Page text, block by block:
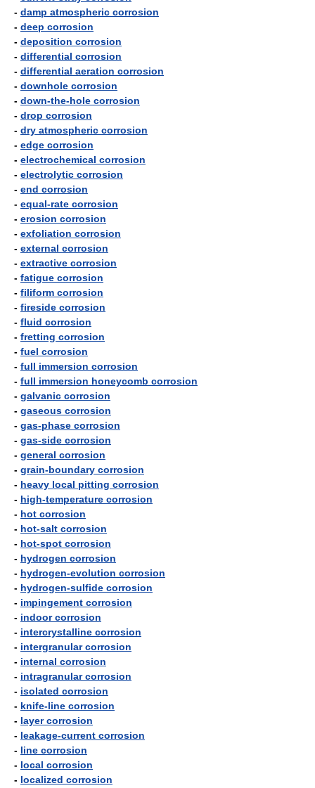
- damp atmospheric corrosion
- deep corrosion
- deposition corrosion
- differential corrosion
- differential aeration corrosion
- downhole corrosion
- down-the-hole corrosion
- drop corrosion
- dry atmospheric corrosion
- edge corrosion
- electrochemical corrosion
- electrolytic corrosion
- end corrosion
- equal-rate corrosion
- erosion corrosion
- exfoliation corrosion
- external corrosion
- extractive corrosion
- fatigue corrosion
- filiform corrosion
- fireside corrosion
- fluid corrosion
- fretting corrosion
- fuel corrosion
- full immersion corrosion
- full immersion honeycomb corrosion
- galvanic corrosion
- gaseous corrosion
- gas-phase corrosion
- gas-side corrosion
- general corrosion
- grain-boundary corrosion
- heavy local pitting corrosion
- high-temperature corrosion
- hot corrosion
- hot-salt corrosion
- hot-spot corrosion
- hydrogen corrosion
- hydrogen-evolution corrosion
- hydrogen-sulfide corrosion
- impingement corrosion
- indoor corrosion
- intercrystalline corrosion
- intergranular corrosion
- internal corrosion
- intragranular corrosion
- isolated corrosion
- knife-line corrosion
- layer corrosion
- leakage-current corrosion
- line corrosion
- local corrosion
- localized corrosion